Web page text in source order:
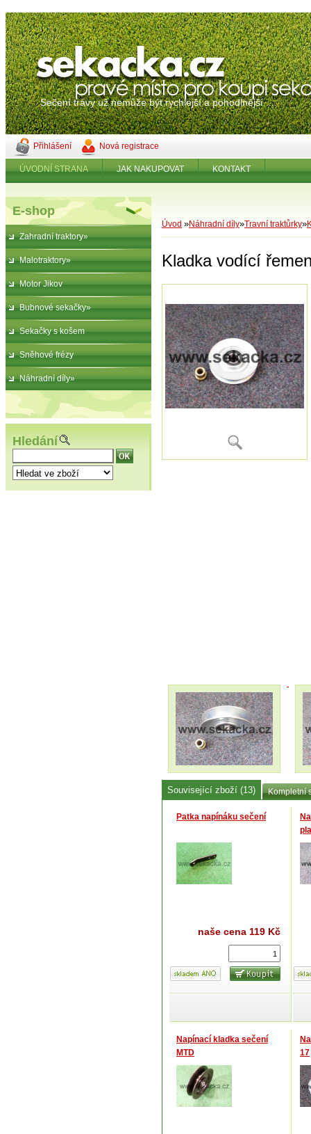
Sečení trávy už nemůže být rychlejší a pohodlnější ....
Přihlášení Nová registrace
ÚVODNÍ STRANA JAK NAKUPOVAT KONTAKT
E-shop
Zahradní traktory»
Malotraktory»
Motor Jikov
Bubnové sekačky»
Sekačky s košem
Sněhové frézy
Náhradní díly»
Hledání
Úvod »Náhradní díly»Travní traktůrky»
Kladka vodící
Související zboží (13) Kompletní
Patka napínáku sečení
naše cena 119 Kč
Napínací kladka sečení
MTD
17